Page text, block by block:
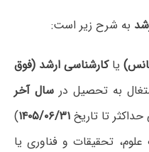
به شرح زیر است:
یاکارشناسی ارشد (فوق
به تحصیل درسال آخر
تا تاریخ۱۴۰۵/۰۶/۳۱)
تحقیقات و فناوری یا